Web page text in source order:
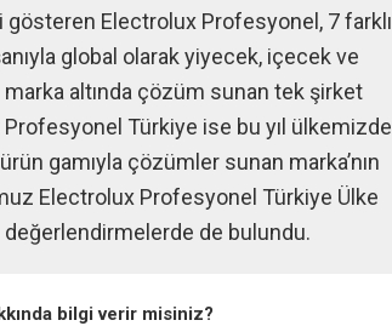
Electrolux Profesyonel, 7 farklı
global olarak yiyecek, içecek ve
marka altında çözüm sunan tek şirket
Profesyonel Türkiye ise bu yıl ülkemizde
gamıyla çözümler sunan marka’nın
Electrolux Profesyonel Türkiye Ülke
de bulundu.
bilgi verir misiniz?